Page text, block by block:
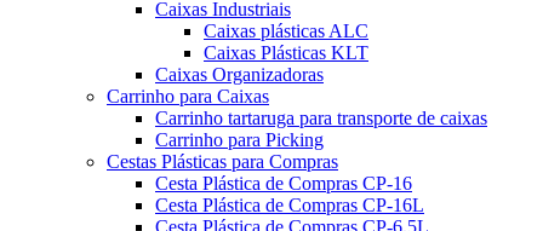
Caixas Industriais
Caixas plásticas ALC
Caixas Plásticas KLT
Caixas Organizadoras
Carrinho para Caixas
Carrinho tartaruga para transporte de caixas
Carrinho para Picking
Cestas Plásticas para Compras
Cesta Plástica de Compras CP-16
Cesta Plástica de Compras CP-16L
Cesta Plástica de Compras CP-6,5L